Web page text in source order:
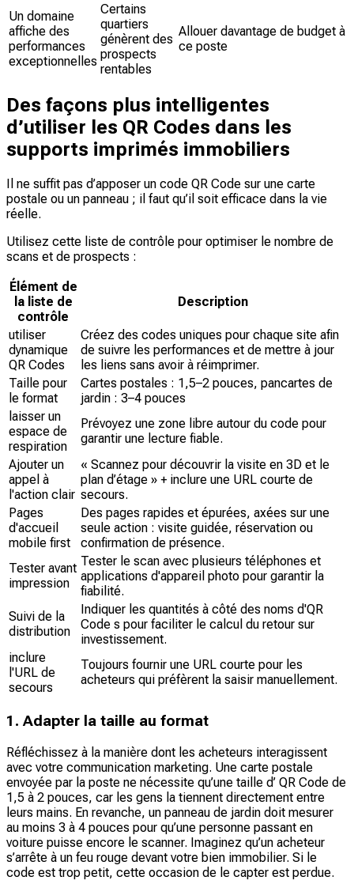
Un domaine
affiche des
performances
exceptionnelles
Certains
quartiers
génèrent des
prospects
rentables
Allouer davantage de budget à
ce poste
Des façons plus intelligentes
d’utiliser les QR Codes dans les
supports imprimés immobiliers
Il ne suffit pas d’apposer un code QR Code sur une carte
postale ou un panneau ; il faut qu’il soit efficace dans la vie
réelle.
Utilisez cette liste de contrôle pour optimiser le nombre de
scans et de prospects :
Élément de
la liste de
contrôle
Description
utiliser
dynamique
QR Codes
Créez des codes uniques pour chaque site afin
de suivre les performances et de mettre à jour
les liens sans avoir à réimprimer.
Taille pour
le format
Cartes postales : 1,5–2 pouces, pancartes de
jardin : 3–4 pouces
laisser un
espace de
respiration
Prévoyez une zone libre autour du code pour
garantir une lecture fiable.
Ajouter un
appel à
l'action clair
« Scannez pour découvrir la visite en 3D et le
plan d’étage » + inclure une URL courte de
secours.
Pages
d'accueil
mobile first
Des pages rapides et épurées, axées sur une
seule action : visite guidée, réservation ou
confirmation de présence.
Tester avant
impression
Tester le scan avec plusieurs téléphones et
applications d'appareil photo pour garantir la
fiabilité.
Suivi de la
distribution
Indiquer les quantités à côté des noms d'QR
Code s pour faciliter le calcul du retour sur
investissement.
inclure
l'URL de
secours
Toujours fournir une URL courte pour les
acheteurs qui préfèrent la saisir manuellement.
1. Adapter la taille au format
Réfléchissez à la manière dont les acheteurs interagissent
avec votre communication marketing. Une carte postale
envoyée par la poste ne nécessite qu’une taille d’ QR Code de
1,5 à 2 pouces, car les gens la tiennent directement entre
leurs mains. En revanche, un panneau de jardin doit mesurer
au moins 3 à 4 pouces pour qu’une personne passant en
voiture puisse encore le scanner. Imaginez qu’un acheteur
s’arrête à un feu rouge devant votre bien immobilier. Si le
code est trop petit, cette occasion de le capter est perdue.